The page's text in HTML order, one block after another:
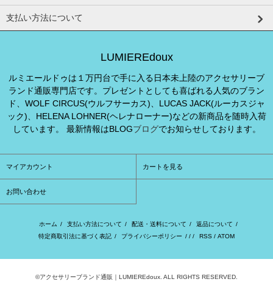
支払い方法について
LUMIEREdoux
ルミエールドゥは１万円台で手に入る日本未上陸のアクセサリーブ
ランド通販専門店です。プレゼントとしても喜ばれる人気のブラン
ド、WOLF CIRCUS(ウルフサーカス)、LUCAS JACK(ルーカスジャ
ック)、HELENA LOHNER(ヘレナローナー)などの新商品を随時入荷
しています。 最新情報はBLOGブログでお知らせしております。
マイアカウント カートを見る
お問い合わせ
ホーム / 支払い方法について / 配送・送料について / 返品について /
特定商取引法に基づく表記 / プライバシーポリシー / / / RSS / ATOM
©アクセサリーブランド通販｜LUMIEREdoux. ALL RIGHTS RESERVED.